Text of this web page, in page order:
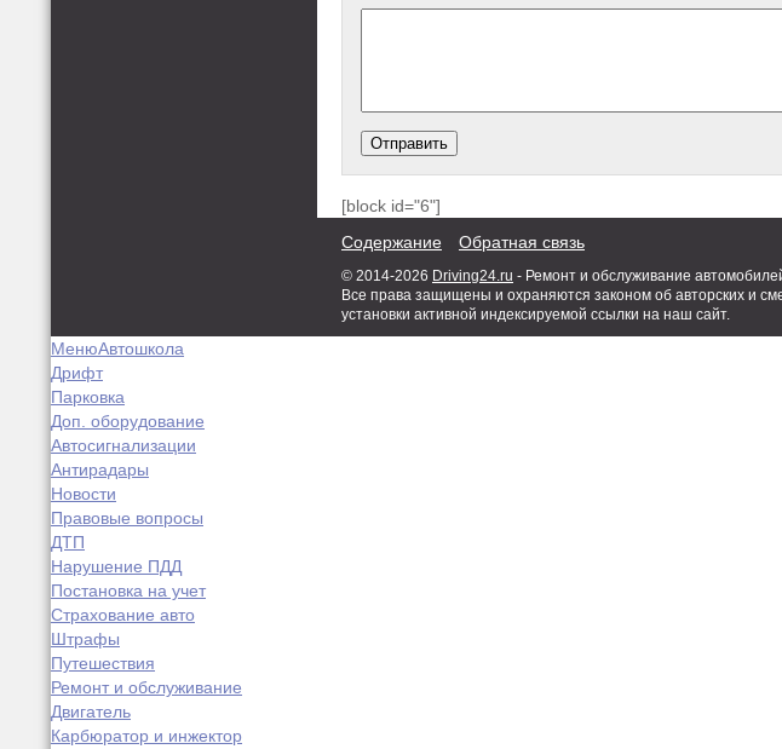
[block id="6"]
Содержание Обратная связь
© 2014-2026 Driving24.ru - Ремонт и обслуживание
Все права защищены и охраняются законом об авторских и
установки активной индексируемой ссылки на наш сайт.
МенюАвтошкола
Дрифт
Парковка
Доп. оборудование
Автосигнализации
Антирадары
Новости
Правовые вопросы
ДТП
Нарушение ПДД
Постановка на учет
Страхование авто
Штрафы
Путешествия
Ремонт и обслуживание
Двигатель
Карбюратор и инжектор